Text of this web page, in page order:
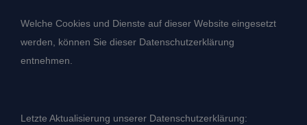
Welche Cookies und Dienste auf dieser Website eingesetzt
werden, können Sie dieser Datenschutzerklärung
entnehmen.
Letzte Aktualisierung unserer Datenschutzerklärung: